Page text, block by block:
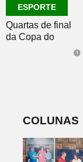
ESPORTE
Quartas de final
da Copa do
Brasil 2026: veja
COLUNAS